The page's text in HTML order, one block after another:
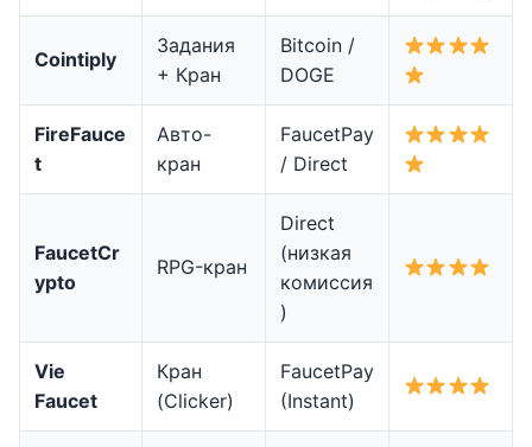
Cointiply
Задания
+ Кран
Bitcoin /
DOGE
FireFauce
t
Авто-
кран
FaucetPay
/ Direct
FaucetCr
ypto
RPG-кран
Direct
(низкая
комиссия
)
Vie
Faucet
Кран
(Clicker)
FaucetPay
(Instant)